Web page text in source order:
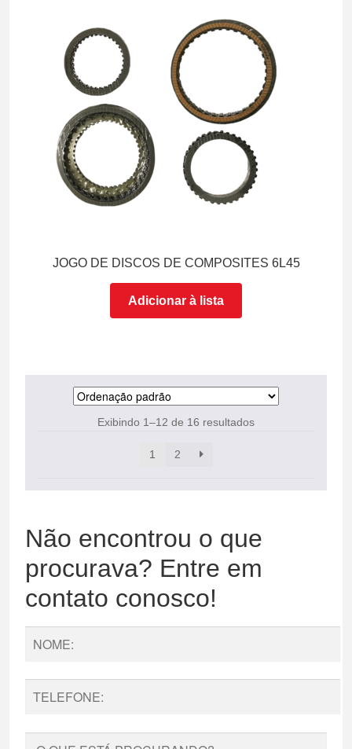
JOGO DE DISCOS DE COMPOSITES 6L45
Adicionar à lista
Exibindo 1–12 de 16 resultados
1 2
Não encontrou o que
procurava? Entre em
contato conosco!